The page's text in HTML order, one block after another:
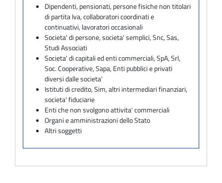
Dipendenti, pensionati, persone fisiche non titolari
di partita Iva, collaboratori coordinati e
continuativi, lavoratori occasionali
Societa' di persone, societa' semplici, Snc, Sas,
Studi Associati
Societa' di capitali ed enti commerciali, SpA, Srl,
Soc. Cooperative, Sapa, Enti pubblici e privati
diversi dalle societa'
Istituti di credito, Sim, altri intermediari finanziari,
societa' fiduciarie
Enti che non svolgono attivita' commerciali
Organi e amministrazioni dello Stato
Altri soggetti